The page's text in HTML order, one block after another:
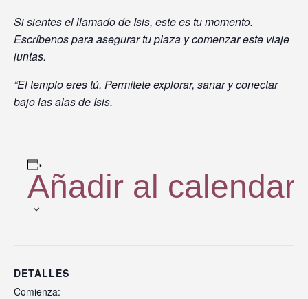
Si sientes el llamado de Isis, este es tu momento.
Escríbenos para asegurar tu plaza y comenzar este viaje
juntas.
“El templo eres tú. Permítete explorar, sanar y conectar
bajo las alas de Isis.
Añadir al
DETALLES
Comienza: